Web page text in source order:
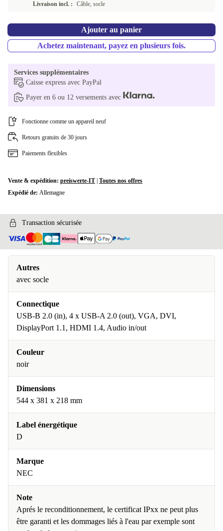
Livraison incl. :
Câble, socle
Ajouter au panier
Achetez maintenant, payez en plusieurs fois.
Services supplémentaires
Caisse express avec PayPal
Payer en 6 ou 12 versements avec
Fonctionne comme un appareil neuf
Retours gratuits de 30 jours
Paiements flexibles
Vente & expédition: preiswerte-IT Toutes nos offres
Expédié de: Allemagne
Transaction sécurisée
Autres
avec socle
Connectique
USB-B 2.0 (in), 4 x USB-A 2.0 (out), VGA, DVI,
DisplayPort 1.1, HDMI 1.4, Audio in/out
Couleur
noir
Dimensions
544 x 381 x 218 mm
Label énergétique
D
Marque
NEC
Note
Aprés le reconditionnement, le certificat IPxx ne peut plus
être garanti et les dommages liés à l'eau par exemple sont